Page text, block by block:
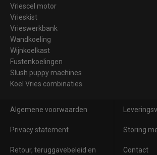
Vriescel motor
Vrieskist
Vrieswerkbank
Wandkoeling
Wijnkoelkast
Fustenkoelingen
Slush puppy machines
Koel Vries combinaties
Algemene voorwaarden
Privacy statement Storing
Retour, teruggavebeleid en
Contact